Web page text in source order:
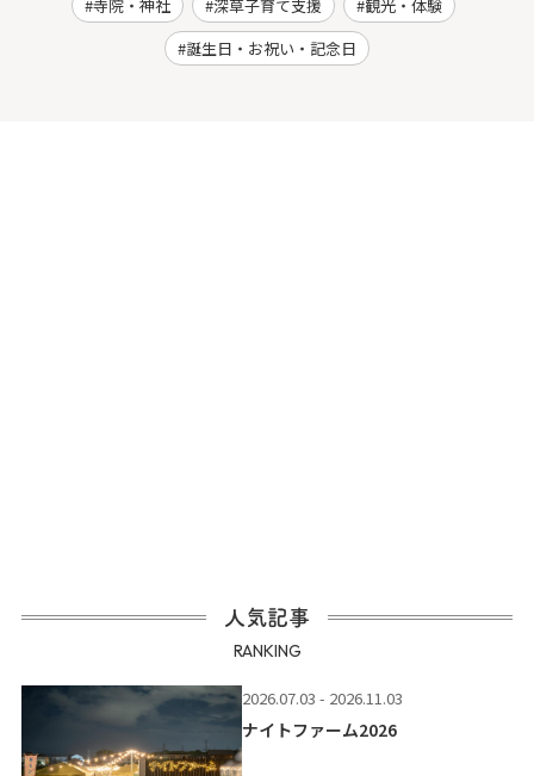
寺院・神社 深草子育て支援
観光・体験
誕生日・お祝い・記念日
人気記事
RANKING
2026.07.03 - 2026.11.03
ナイトファーム2026